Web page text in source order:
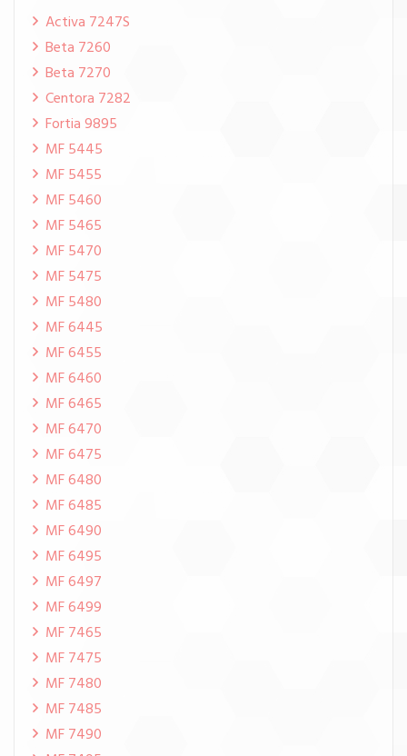
Activa 7247S
Beta 7260
Beta 7270
Centora 7282
Fortia 9895
MF 5445
MF 5455
MF 5460
MF 5465
MF 5470
MF 5475
MF 5480
MF 6445
MF 6455
MF 6460
MF 6465
MF 6470
MF 6475
MF 6480
MF 6485
MF 6490
MF 6495
MF 6497
MF 6499
MF 7465
MF 7475
MF 7480
MF 7485
MF 7490